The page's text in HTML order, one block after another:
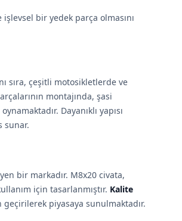
bir yedek parça olmasını
sıra, çeşitli motosikletlerde ve
montajında, şasi
Dayanıklı yapısı
sunar.
bir markadır. M8x20 civata,
için tasarlanmıştır. Kalite
piyasaya sunulmaktadır.